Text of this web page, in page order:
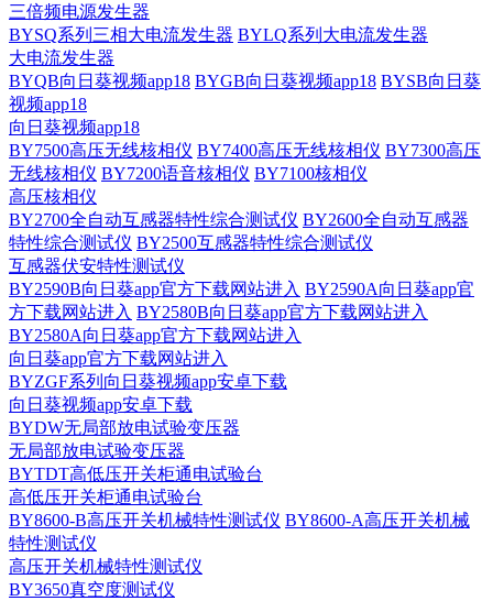
三倍频电源发生器
BYSQ系列三相大电流发生器 BYLQ系列大电流发生器
大电流发生器
BYQB向日葵视频app18 BYGB向日葵视频app18 BYSB向日葵
视频app18
向日葵视频app18
BY7500高压无线核相仪 BY7400高压无线核相仪 BY7300高压
无线核相仪 BY7200语音核相仪 BY7100核相仪
高压核相仪
BY2700全自动互感器特性综合测试仪 BY2600全自动互感器
特性综合测试仪 BY2500互感器特性综合测试仪
互感器伏安特性测试仪
BY2590B向日葵app官方下载网站进入 BY2590A向日葵app官
方下载网站进入 BY2580B向日葵app官方下载网站进入
BY2580A向日葵app官方下载网站进入
向日葵app官方下载网站进入
BYZGF系列向日葵视频app安卓下载
向日葵视频app安卓下载
BYDW无局部放电试验变压器
无局部放电试验变压器
BYTDT高低压开关柜通电试验台
高低压开关柜通电试验台
BY8600-B高压开关机械特性测试仪 BY8600-A高压开关机械
特性测试仪
高压开关机械特性测试仪
BY3650真空度测试仪